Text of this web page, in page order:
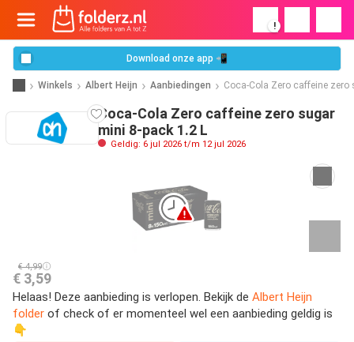
!
Download onze app 📲
Winkels Albert Heijn Aanbiedingen Coca-Cola Zero caffeine
Coca-Cola Zero caffeine zero sugar
mini 8-pack 1.2 L
Geldig: 6 jul 2026 t/m 12 jul 2026
€ 4,99
€ 3,59
Helaas! Deze aanbieding is verlopen. Bekijk de Albert Heijn
folder of check of er momenteel wel een aanbieding geldig is
👇